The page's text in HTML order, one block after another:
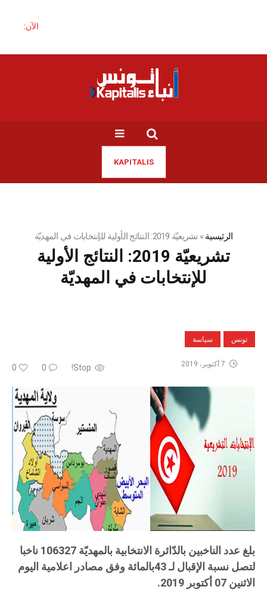
الآن:
KAPITALIS
الرئيسية»تشريعيّة 2019: النتائج الأولية للإنتخابات في المهديّة
تشريعيّة 2019: النتائج الأولية
للإنتخابات في المهديّة
تونس سياسة
Stop!
0
0 7 أكتوبر، 2019
بلغ عدد الناخبين بالدّائرة الانتخابية بالمهديّة 106327 ناخبا
لتصل نسبة الإقبال لـ 43بالمائة وفق مصادر اعلامية اليوم
الاثنين 07 أكتوبر 2019.